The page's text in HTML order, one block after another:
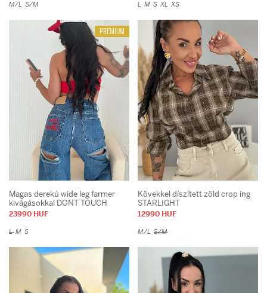
M/L S/M L M S XL XS
PREMIUM
Magas derekú wide leg farmer
kivágásokkal DONT TOUCH
23990 HUF
LM S
Kövekkel díszített zöld crop ing
STARLIGHT
12990 HUF
M/L S/M